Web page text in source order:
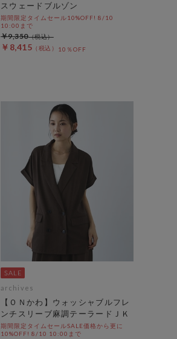
スウェードブルゾン
期間限定タイムセール10%OFF! 8/10
10:00まで
￥8,415 10％OFF
￥9,350
archives
【ＯＮかわ】ウォッシャブルフレ
ンチスリーブ麻調テーラードＪＫ
期間限定タイムセールSALE価格から更に
10%OFF! 8/10 10:00まで